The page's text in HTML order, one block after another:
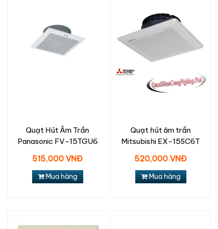
Quạt Hút Âm Trần
Panasonic FV-15TGU6
515,000 VNĐ
Mua hàng
Quạt hút âm trần
Mitsubishi EX-15SC6T
520,000 VNĐ
Mua hàng